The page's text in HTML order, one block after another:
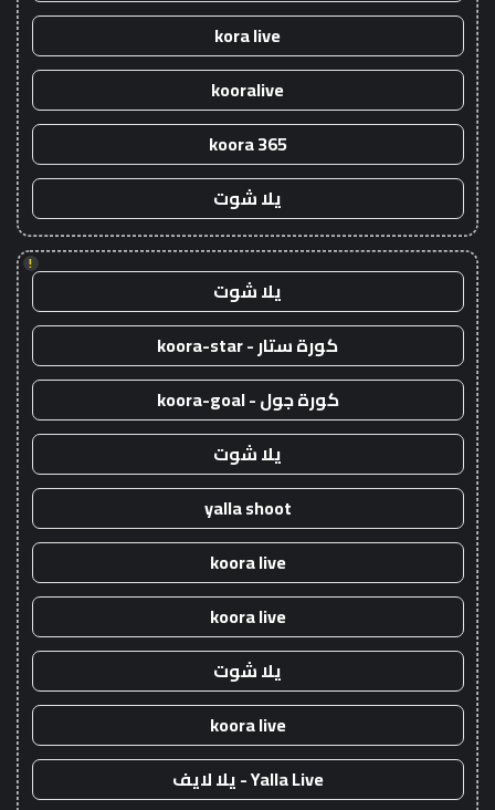
kora live
kooralive
koora 365
يلا شوت
!
يلا شوت
كورة ستار - koora-star
كورة جول - koora-goal
يلا شوت
yalla shoot
koora live
koora live
يلا شوت
koora live
Yalla Live - يلا لايف